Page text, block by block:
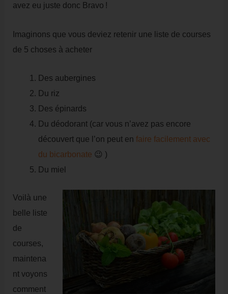
avez eu juste donc Bravo !
Imaginons que vous deviez retenir une liste de courses
de 5 choses à acheter
Des aubergines
Du riz
Des épinards
Du déodorant (car vous n’avez pas encore
découvert que l’on peut en faire facilement avec
du bicarbonate 😉 )
Du miel
Voilà une
belle liste
de
courses,
maintena
nt voyons
comment